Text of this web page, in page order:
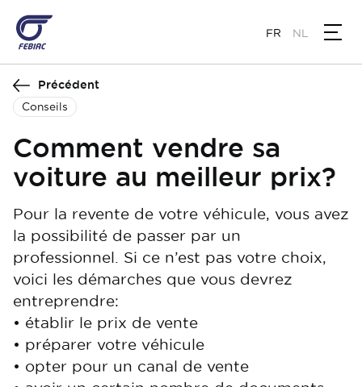
contenu
principal
FR NL
Précédent
Conseils
Comment vendre sa
voiture au meilleur prix?
Pour la revente de votre véhicule, vous avez
la possibilité de passer par un
professionnel. Si ce n’est pas votre choix,
voici les démarches que vous devrez
entreprendre:
• établir le prix de vente
• préparer votre véhicule
• opter pour un canal de vente